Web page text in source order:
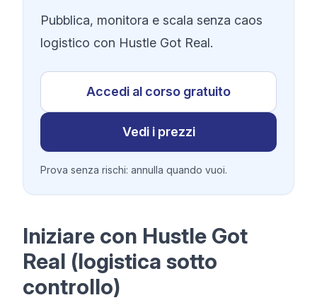
Pubblica, monitora e scala senza caos
logistico con Hustle Got Real.
Accedi al corso gratuito
Vedi i prezzi
Prova senza rischi: annulla quando vuoi.
Iniziare con Hustle Got
Real (logistica sotto
controllo)